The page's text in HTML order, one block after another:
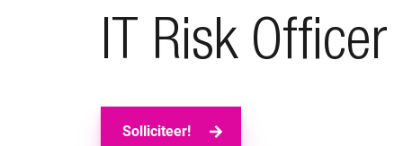
IT Risk Officer
Solliciteer!